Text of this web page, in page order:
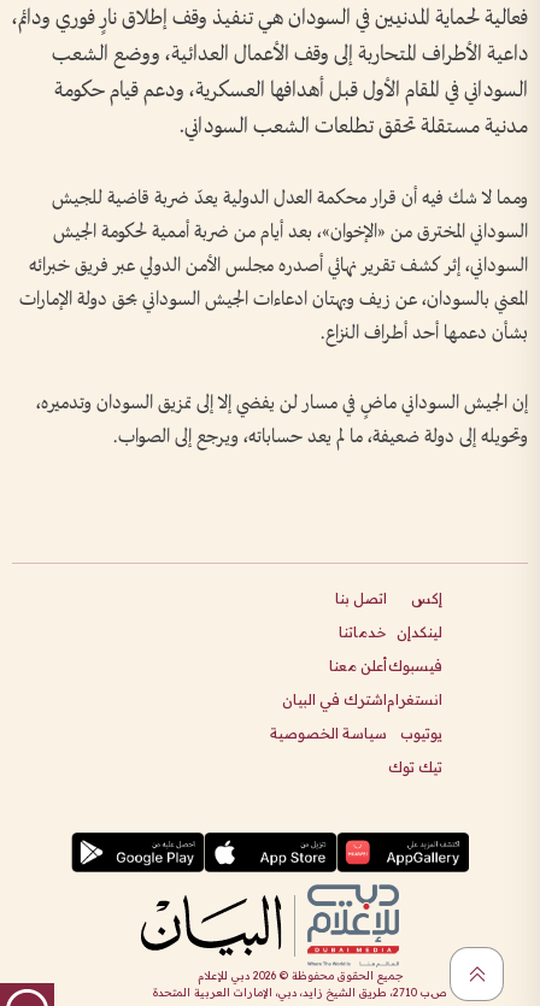
فعالية لحماية المدنيين في السودان هي تنفيذ وقف إطلاق نارٍ فوري ودائم،
داعية الأطراف المتحاربة إلى وقف الأعمال العدائية، ووضع الشعب
السوداني في المقام الأول قبل أهدافها العسكرية، ودعم قيام حكومة
مدنية مستقلة تحقق تطلعات الشعب السوداني.
ومما لا شك فيه أن قرار محكمة العدل الدولية يعدّ ضربة قاضية للجيش
السوداني المخترق من «الإخوان»، بعد أيام من ضربة أممية لحكومة الجيش
السوداني، إثر كشف تقرير نهائي أصدره مجلس الأمن الدولي عبر فريق خبرائه
المعني بالسودان، عن زيف وبهتان ادعاءات الجيش السوداني بحق دولة الإمارات
بشأن دعمها أحد أطراف النزاع.
إن الجيش السوداني ماضٍ في مسار لن يفضي إلا إلى تمزيق السودان وتدميره،
وتحويله إلى دولة ضعيفة، ما لم يعد حساباته، ويرجع إلى الصواب.
إكس
لينكدإن
فيسبوك
انستغرام
يوتيوب
تيك توك
اتصل بنا
خدماتنا
أعلن معنا
اشترك في البيان
سياسة الخصوصية
جميع الحقوق محفوظة ©2026 دبي للإعلام
ص.ب 2710، طريق الشيخ زايد، دبي، الإمارات العربية المتحدة